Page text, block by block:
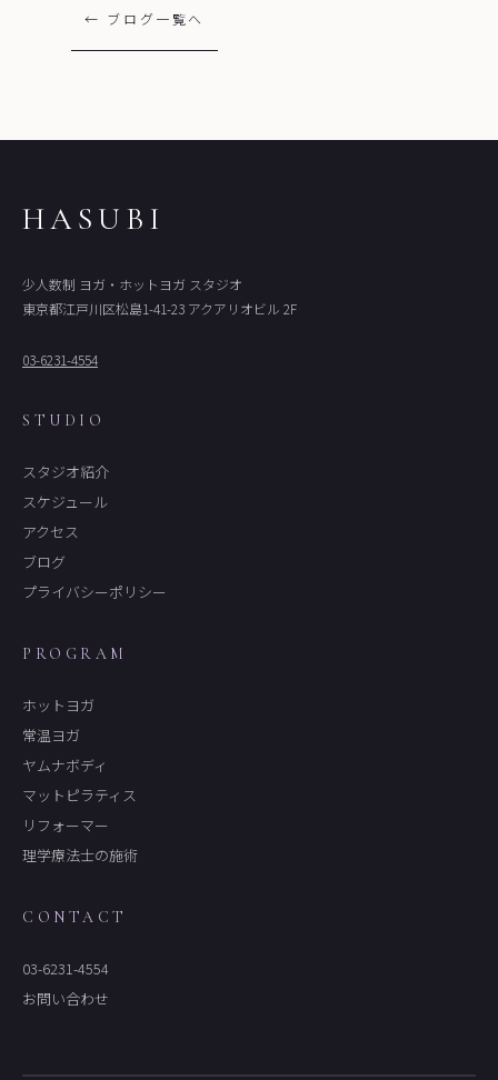
← ブログ一覧へ
HASUBI
少人数制 ヨガ・ホットヨガ スタジオ
東京都江戸川区松島1-41-23 アクアリオビル 2F
03-6231-4554
STUDIO
スタジオ紹介
スケジュール
アクセス
ブログ
プライバシーポリシー
PROGRAM
ホットヨガ
常温ヨガ
ヤムナボディ
マットピラティス
リフォーマー
理学療法士の施術
CONTACT
03-6231-4554
お問い合わせ